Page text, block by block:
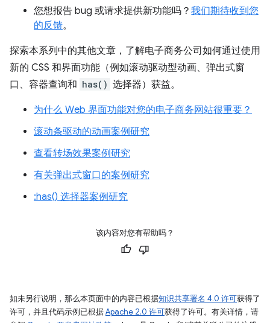
您想报告 bug 或请求提供新功能吗？ 我们期待收到您
的反馈。
探索本系列中的其他文章，了解电子商务公司如何通过使用
新的 CSS 和界面功能（例如滚动驱动型动画、弹出式窗
口、容器查询和 has() 选择器）获益。
为什么 Web 界面功能对您的电子商务网站很重要？
滚动条驱动的动画案例研究
查看转场效果案例研究
有关弹出式窗口的案例研究
:has() 选择器案例研究
该内容对您有帮助吗？
如未另行说明，那么本页面中的内容已根据知识共享署名 4.0 许可获得了
许可，并且代码示例已根据Apache 2.0 许可获得了许可。有关详情，请